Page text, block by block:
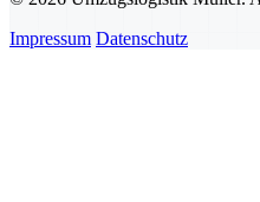
Impressum Datenschutz